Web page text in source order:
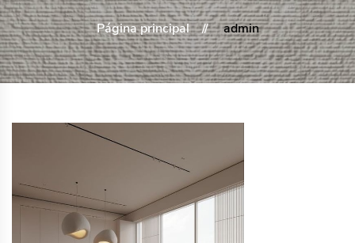
Página principal admin